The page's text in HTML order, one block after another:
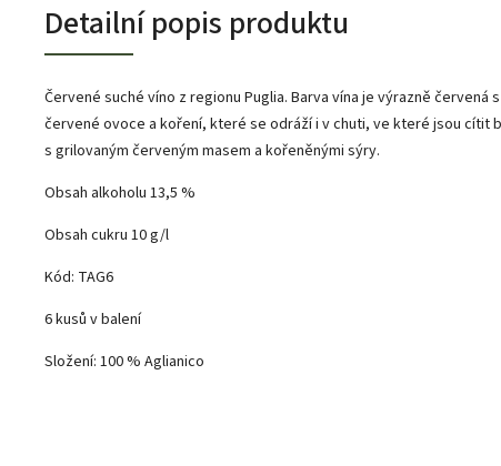
Detailní popis produktu
Červené suché víno z regionu Puglia. Barva vína je výrazně červená
červené ovoce a koření, které se odráží i v chuti, ve které jsou cítit
s grilovaným červeným masem a kořeněnými sýry.
Obsah alkoholu 13,5 %
Obsah cukru 10 g/l
Kód: TAG6
6 kusů v balení
Složení: 100 % Aglianico